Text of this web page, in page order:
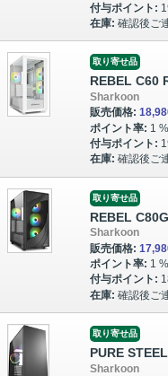
付与ポイント:
在庫: 確認後ご
取り寄せ品
REBEL C60
Sharkoon
販売価格:
ポイント率: 1 %
付与ポイント:
在庫: 確認後ご
取り寄せ品
REBEL
Sharkoon
販売価格:
ポイント率: 1 %
付与ポイント:
在庫: 確認後ご
取り寄せ品
PURE
Sharkoon